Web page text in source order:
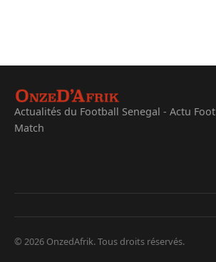
Actualités du Football Senegal - Actu Foot
Match
© 2026 OnzedAfrik. Tous droits réservés.